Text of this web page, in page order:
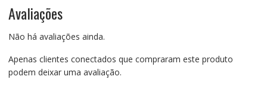
Avaliações
Não há avaliações ainda.
Apenas clientes conectados que compraram este produto
podem deixar uma avaliação.